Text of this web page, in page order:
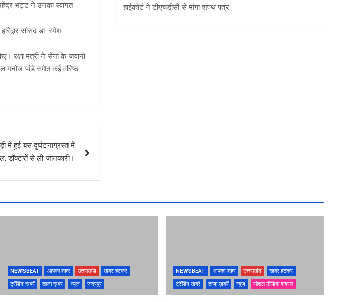
भट्ट ने उनका स्वागत
सांसद डा. रमेश
रक्षा मंत्री ने सेना के जवानों
मनोज पांडे समेत कई वरिष्ठ
में हुई बस दुर्घटनाग्रस्त में
डॉक्टरों से ली जानकारी।
हाईकोर्ट ने टीएचडीसी से मांगा शपथ पत्र
NEWSBEAT आपका शहर उत्तराखंड
खबर हटकर
ट्रेंडिंग खबरें
ताज़ा ख़बर न्यूज़ रुद्रपुर
NEWSBEAT आपका शहर उत्तराखंड
खबर हटकर
ट्रेंडिंग खबरें
ताज़ा ख़बरें न्यूज़ सोशल मीडिया वायरल